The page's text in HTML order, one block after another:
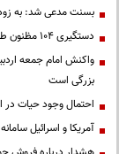
بسنت مدعی شد: به
دستگیری ۱۰۴ مظنون طی عملیات‌هایی علیه داعش در ترکیه
واکنش امام جمعه
بزرگی است
احتمال وجود حیات در
آمریکا و اسرائیل